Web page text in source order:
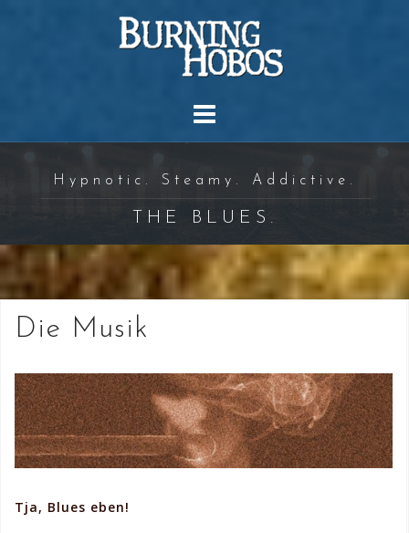
Hypnotic. Steamy. Addictive.
THE BLUES.
Die Musik
Tja, Blues eben!